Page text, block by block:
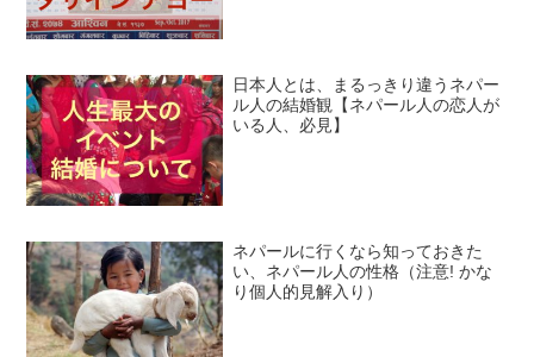
日本人とは、まるっきり違うネパー
ル人の結婚観【ネパール人の恋人が
いる人、必見】
ネパールに行くなら知っておきた
い、ネパール人の性格（注意! かな
り個人的見解入り）